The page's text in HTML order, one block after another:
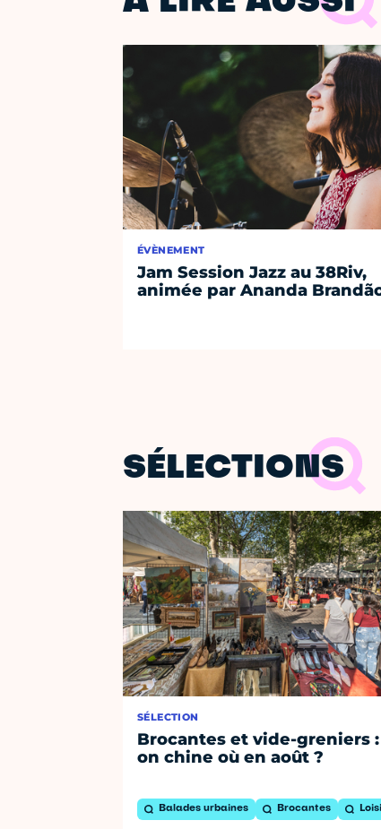
ÉVÈNEMENT
Jam Session Jazz au 38Riv,
animée par Ananda
SÉLECTIONS
SÉLECTION
Brocantes et vide-greniers :
on chine où en août ?
Balades urbaines Brocantes